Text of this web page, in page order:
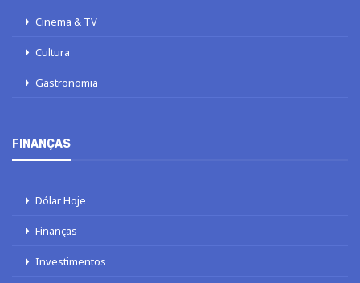
Cinema & TV
Cultura
Gastronomia
FINANÇAS
Dólar Hoje
Finanças
Investimentos